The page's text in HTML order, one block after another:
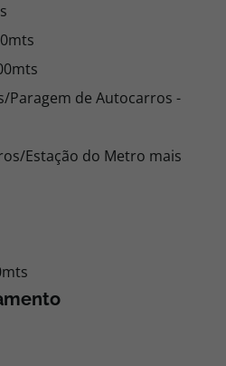
Paragem de Autocarros -
Estação do Metro mais